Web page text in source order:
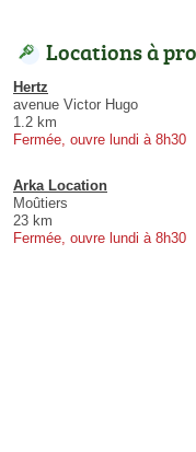
Locations à
Hertz
avenue Victor Hugo
1.2 km
Fermée, ouvre lundi à 8h30
Arka Location
Moûtiers
23 km
Fermée, ouvre lundi à 8h30